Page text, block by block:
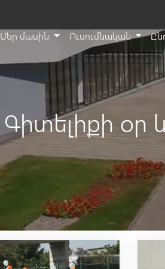
Մեր մասին Ուսումնական
Գիտելիքի օր